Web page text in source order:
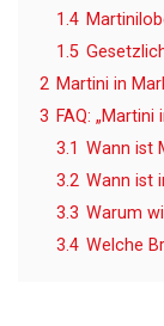
1.4
1.5
2 Martini in
3 FAQ: „Martini
3.1 Wann ist
3.2 Wann ist
3.3 Warum
3.4 Welche